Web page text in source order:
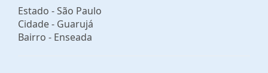
Estado -São Paulo
Cidade - Guarujá
Bairro - Enseada